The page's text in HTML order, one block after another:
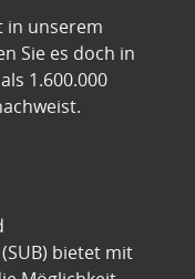
in unserem
Sie es doch in
1.600.000
bietet mit